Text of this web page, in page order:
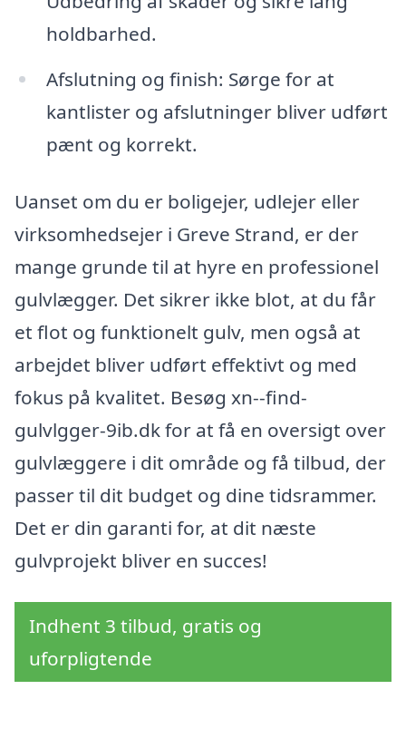
holdbarhed.
Afslutning og finish: Sørge for at
kantlister og afslutninger bliver udført
pænt og korrekt.
Uanset om du er boligejer, udlejer eller
virksomhedsejer i Greve Strand, er der
mange grunde til at hyre en professionel
gulvlægger. Det sikrer ikke blot, at du får
et flot og funktionelt gulv, men også at
arbejdet bliver udført effektivt og med
fokus på kvalitet. Besøg xn--find-
gulvlgger-9ib.dk for at få en oversigt over
gulvlæggere i dit område og få tilbud, der
passer til dit budget og dine tidsrammer.
Det er din garanti for, at dit næste
gulvprojekt bliver en succes!
Indhent 3 tilbud, gratis og
uforpligtende